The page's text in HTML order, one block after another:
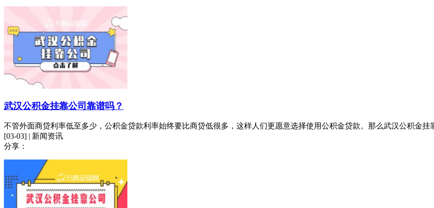
武汉公积金挂靠公司靠谱吗？
不管外面商贷利率低至多少，公积金贷款利率始终要比商贷低很多，这样人们更愿意选择使用公积金贷款。那么武汉公积金挂
[03-03] | 新闻资讯
分享：